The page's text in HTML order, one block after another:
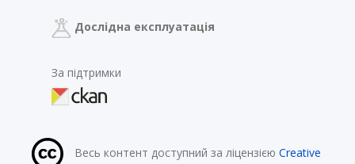
Дослідна експлуатація
За підтримки
Весь контент доступний за ліцензією Creative